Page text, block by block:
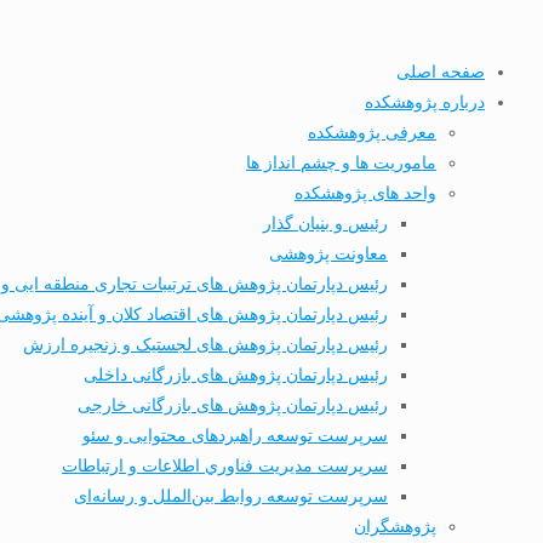
صفحه اصلی
درباره پژوهشکده
معرفی پژوهشکده
ماموریت ها و چشم انداز ها
واحد های پژوهشکده
رئیس و بنیان گذار
معاونت پژوهشی
رئیس دپارتمان پژوهش های ترتیبات تجاری منطقه ایی و
رئیس دپارتمان پژوهش های اقتصاد کلان و آینده
رئیس دپارتمان پژوهش های لجستیک و زنجیره ارزش
رئیس دپارتمان پژوهش های بازرگانی داخلی
رئیس دپارتمان پژوهش های بازرگانی خارجی
سرپرست توسعه راهبردهای محتوایی و سئو
سرپرست مديریت فناوري اطلاعات و ارتباطات
سرپرست توسعه روابط بین‌الملل و رسانه‌ای
پژوهشگران